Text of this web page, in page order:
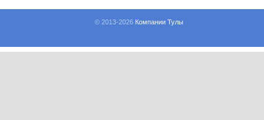
© 2013-2026 Компании Тулы